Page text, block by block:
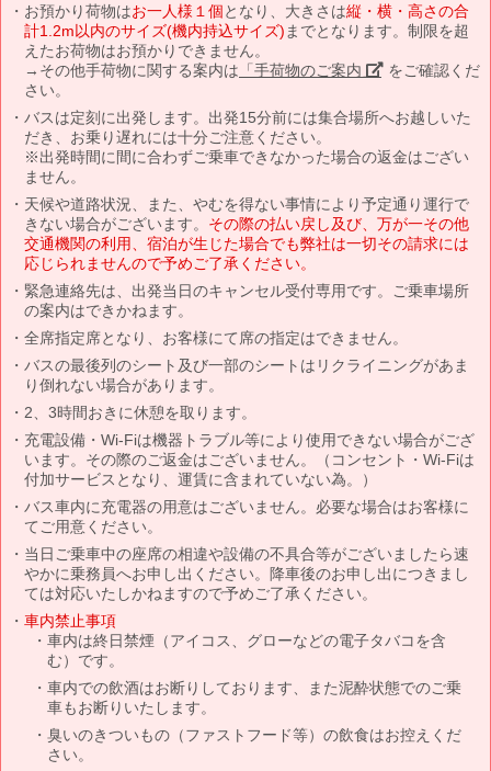
お預かり荷物はお一人様１個となり、大きさは縦・横・高さの合
計1.2m以内のサイズ(機内持込サイズ) までとなります。制限を超
えたお荷物はお預かりできません。
→その他手荷物に関する案内は 「手荷物のご案内」 をご確認くだ
さい。
バスは定刻に出発します。出発15分前には集合場所へお越しいた
だき、お乗り遅れには十分ご注意ください。
※出発時間に間に合わずご乗車できなかった場合の返金はござい
ません。
天候や道路状況、また、やむを得ない事情により予定通り運行で
きない場合がございます。 その際の払い戻し及び、万が一その他
交通機関の利用、宿泊が生じた場合でも弊社は一切その請求には
応じられませんので予めご了承ください。
緊急連絡先は、出発当日のキャンセル受付専用です。ご乗車場所
の案内はできかねます。
全席指定席となり、お客様にて席の指定はできません。
バスの最後列のシート及び一部のシートはリクライニングがあま
り倒れない場合があります。
2、3時間おきに休憩を取ります。
充電設備・Wi-Fiは機器トラブル等により使用できない場合がござ
います。その際のご返金はございません。（コンセント・Wi-Fiは
付加サービスとなり、運賃に含まれていない為。）
バス車内に充電器の用意はございません。必要な場合はお客様に
てご用意ください。
当日ご乗車中の座席の相違や設備の不具合等がございましたら速
やかに乗務員へお申し出ください。降車後のお申し出につきまし
ては対応いたしかねますので予めご了承ください。
車内禁止事項
車内は終日禁煙（アイコス、グローなどの電子タバコを含
む）です。
車内での飲酒はお断りしております、また泥酔状態でのご乗
車もお断りいたします。
臭いのきついもの（ファストフード等）の飲食はお控えくだ
さい。